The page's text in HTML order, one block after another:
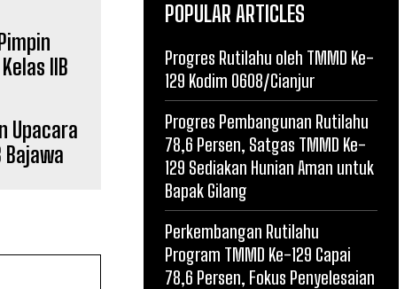
Upacara
Bajawa
POPULAR ARTICLES
Progres Rutilahu oleh TMMD Ke-
129 Kodim 0608/Cianjur
Progres Pembangunan Rutilahu
78,6 Persen, Satgas TMMD Ke-
129 Sediakan Hunian Aman untuk
Bapak Gilang
Perkembangan Rutilahu
Program TMMD Ke-129 Capai
78,6 Persen, Fokus Penyelesaian